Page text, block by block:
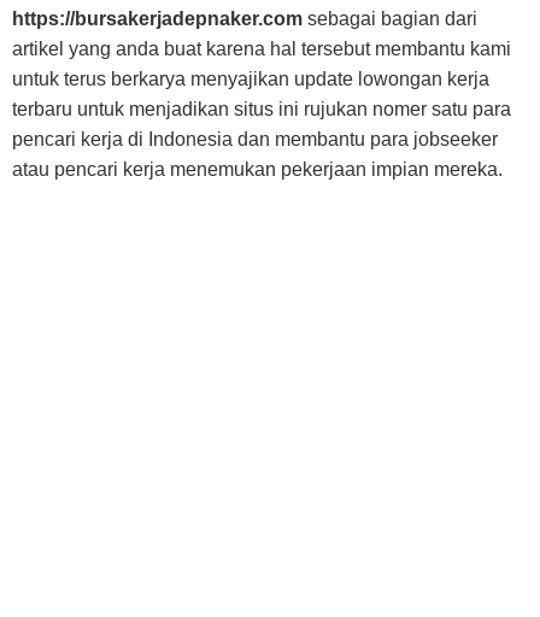
https://bursakerjadepnaker.com sebagai bagian dari
artikel yang anda buat karena hal tersebut membantu kami
untuk terus berkarya menyajikan update lowongan kerja
terbaru untuk menjadikan situs ini rujukan nomer satu para
pencari kerja di Indonesia dan membantu para jobseeker
atau pencari kerja menemukan pekerjaan impian mereka.